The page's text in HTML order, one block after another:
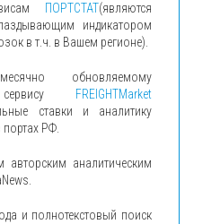
ПОРТСТАТ(являются
индикатором
в т.ч. в Вашем регионе).
обновляемому
сервису FREIGHTMarket
ставки и аналитику
портах РФ.
авторским аналитическим
и полнотекстовый поиск